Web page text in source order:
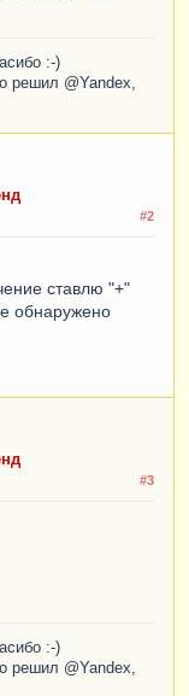
:-)
решил @Yandex,
#2
ставлю "+"
обнаружено
#3
:-)
решил @Yandex,